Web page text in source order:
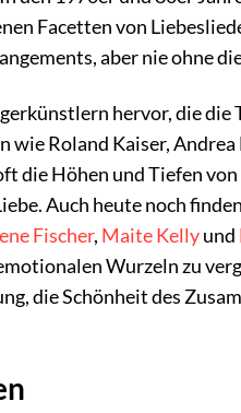
Facetten von
aber nie ohne
hervor, die
Roland Kaiser, Andrea
die Höhen und Tiefen von
Auch heute noch
Fischer, Maite Kellyund
Wurzeln zu
die Schönheit des